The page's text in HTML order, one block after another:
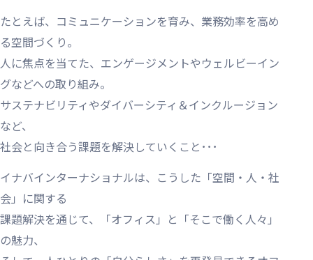
たとえば、コミュニケーションを育み、業務効率を高め
る空間づくり。
人に焦点を当てた、エンゲージメントやウェルビーイン
グなどへの取り組み。
サステナビリティやダイバーシティ＆インクルージョン
など、
社会と向き合う課題を解決していくこと･･･
イナバインターナショナルは、こうした「空間・人・社
会」に関する
課題解決を通じて、「オフィス」と「そこで働く人々」
の魅力、